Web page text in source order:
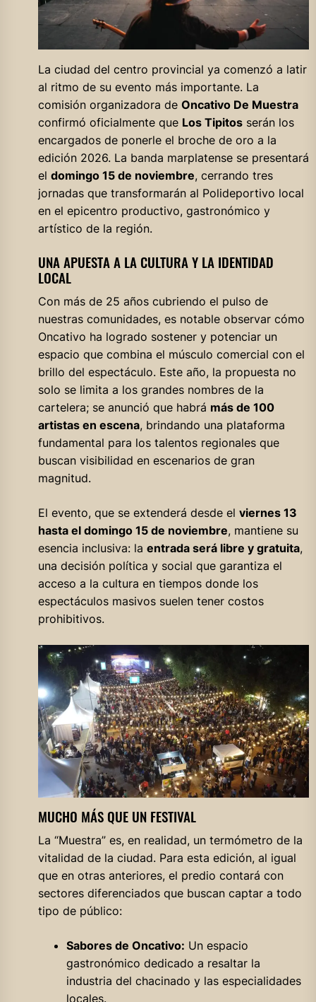
La ciudad del centro provincial ya comenzó a latir
al ritmo de su evento más importante. La
comisión organizadora de Oncativo De Muestra
confirmó oficialmente que Los Tipitosserán los
encargados de ponerle el broche de oro a la
edición 2026. La banda marplatense se presentará
el domingo 15 de noviembre, cerrando tres
jornadas que transformarán al Polideportivo local
en el epicentro productivo, gastronómico y
artístico de la región.
UNA APUESTA A LA CULTURA Y LA IDENTIDAD
LOCAL
Con más de 25 años cubriendo el pulso de
nuestras comunidades, es notable observar cómo
Oncativo ha logrado sostener y potenciar un
espacio que combina el músculo comercial con el
brillo del espectáculo. Este año, la propuesta no
solo se limita a los grandes nombres de la
cartelera; se anunció que habrá más de 100
artistas en escena, brindando una plataforma
fundamental para los talentos regionales que
buscan visibilidad en escenarios de gran
magnitud.
El evento, que se extenderá desde el viernes 13
hasta el domingo 15 de noviembre, mantiene su
esencia inclusiva: la entrada será libre y gratuita,
una decisión política y social que garantiza el
acceso a la cultura en tiempos donde los
espectáculos masivos suelen tener costos
prohibitivos.
MUCHO MÁS QUE UN FESTIVAL
La “Muestra” es, en realidad, un termómetro de la
vitalidad de la ciudad. Para esta edición, al igual
que en otras anteriores, el predio contará con
sectores diferenciados que buscan captar a todo
tipo de público:
Sabores de Oncativo: Un espacio
gastronómico dedicado a resaltar la
industria del chacinado y las especialidades
locales.